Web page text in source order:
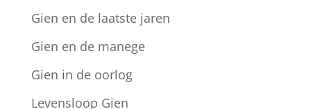
Gien en de laatste jaren
Gien en de manege
Gien in de oorlog
Levensloop Gien